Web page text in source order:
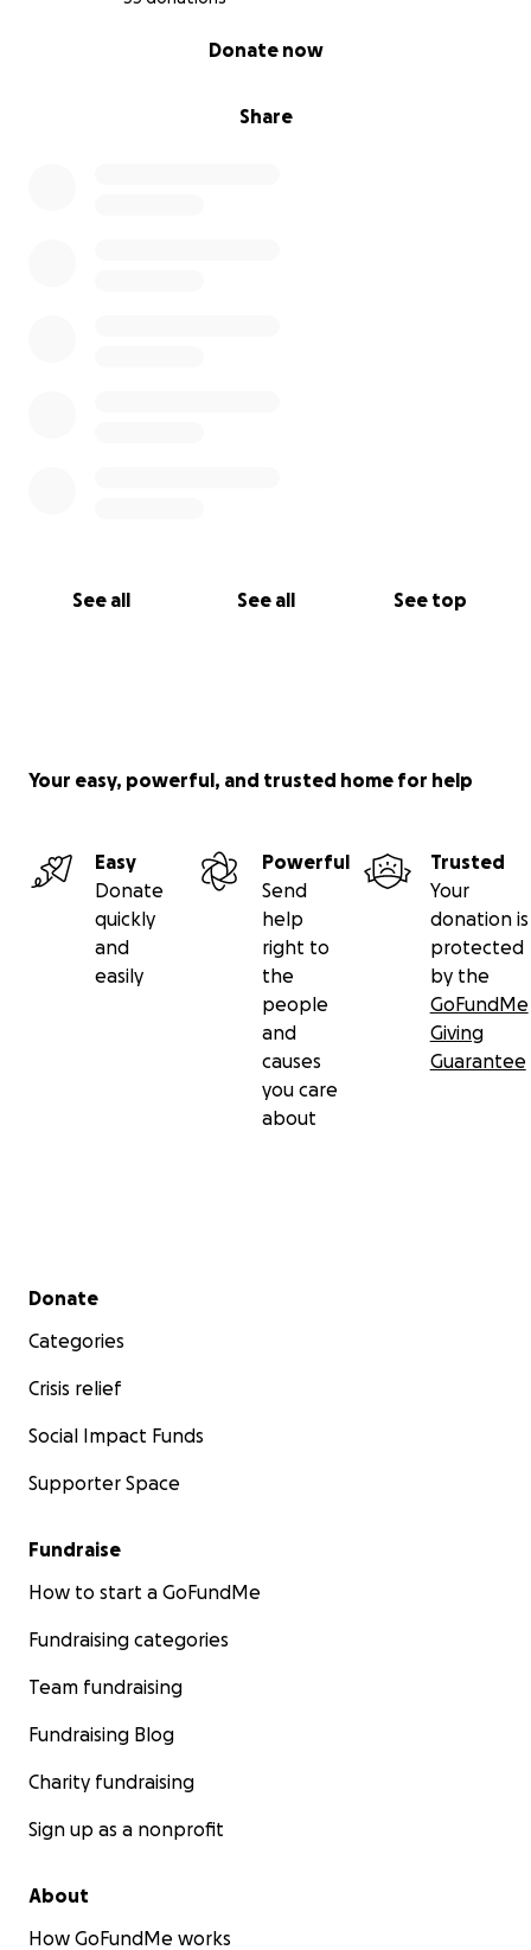
Share
Donate now
See all See all See top
Your easy, powerful, and trusted home for help
Easy
Donate
quickly
and
easily
Powerful
Send
help
right to
the
people
and
causes
you care
about
Trusted
Your
donation is
protected
by the
GoFundMe
Giving
Guarantee
Secondary menu
Donate
Categories
Crisis relief
Social Impact Funds
Supporter Space
Fundraise
How to start a GoFundMe
Fundraising categories
Team fundraising
Fundraising Blog
Charity fundraising
Sign up as a nonprofit
About
How GoFundMe works